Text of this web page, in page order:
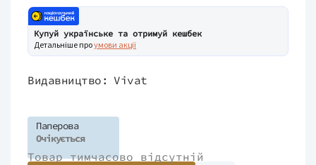
Купуй українське та отримуй кешбек
Детальніше проумови акції
Видавництво: Vivat
Паперова
Очікується
Товар тимчасово відсутній